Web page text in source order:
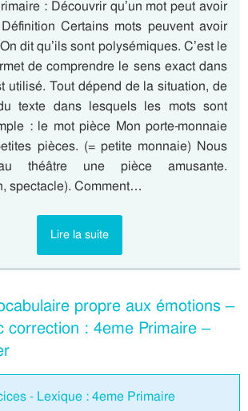
: Découvrir qu’un mot peut avoir
Certains mots peuvent avoir
dit qu’ils sont polysémiques. C’est le
de comprendre le sens exact dans
utilisé. Tout dépend de la situation, de
texte dans lesquels les mots sont
: le mot pièce Mon porte-monnaie
pièces. (= petite monnaie) Nous
théâtre une pièce amusante.
spectacle). Comment…
Lire la suite
propre aux émotions –
correction : 4eme Primaire –
- Lexique : 4eme Primaire